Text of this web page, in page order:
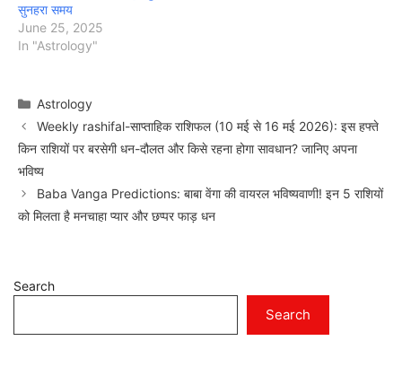
सुनहरा समय
June 25, 2025
In "Astrology"
Categories
Astrology
Weekly rashifal-साप्ताहिक राशिफल (10 मई से 16 मई 2026): इस हफ्ते
किन राशियों पर बरसेगी धन-दौलत और किसे रहना होगा सावधान? जानिए अपना
भविष्य
Baba Vanga Predictions: बाबा वेंगा की वायरल भविष्यवाणी! इन 5 राशियों
को मिलता है मनचाहा प्यार और छप्पर फाड़ धन
Search
Search